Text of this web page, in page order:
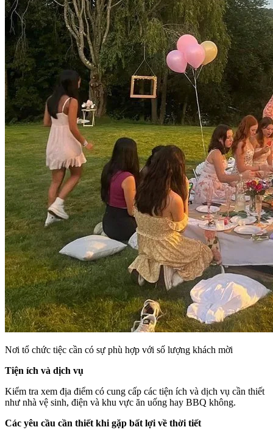
Nơi tổ chức tiệc cần có sự phù hợp với số lượng khách mời
Tiện ích và dịch vụ
Kiểm tra xem địa điểm có cung cấp các tiện ích và dịch vụ cần thiết
như nhà vệ sinh, điện và khu vực ăn uống hay BBQ không.
Các yêu cầu cần thiết khi gặp bất lợi về thời tiết